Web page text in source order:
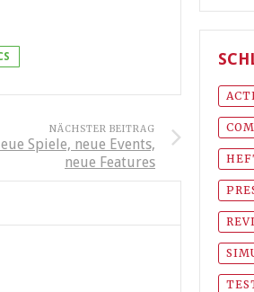
NÄCHSTER BEITRAG
Spiele, neue Events,
neue Features